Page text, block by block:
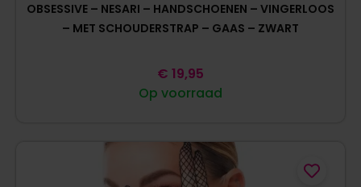
OBSESSIVE – NESARI – HANDSCHOENEN – VINGERLOOS
– MET SCHOUDERSTRAP – GAAS – ZWART
Op voorraad
€ 19,95